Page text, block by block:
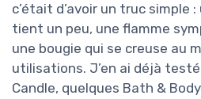
c’était d’avoir un truc simple
tient un peu, une flamme
une bougie qui se creuse au
utilisations. J’en ai déjà
Candle, quelques Bath &